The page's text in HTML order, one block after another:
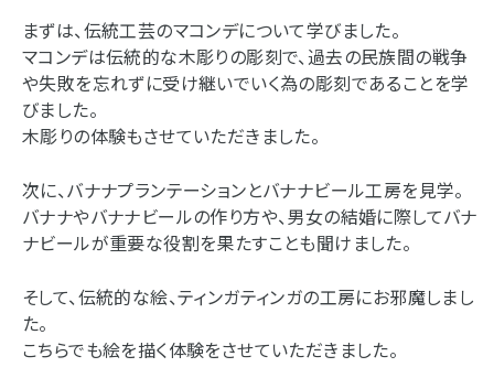
まずは、伝統工芸のマコンデについて学びました。
マコンデは伝統的な木彫りの彫刻で、過去の民族間の戦争
や失敗を忘れずに受け継いでいく為の彫刻であることを学
びました。
木彫りの体験もさせていただきました。
次に、バナナプランテーションとバナナビール工房を見学。
バナナやバナナビールの作り方や、男女の結婚に際してバナ
ナビールが重要な役割を果たすことも聞けました。
そして、伝統的な絵、ティンガティンガの工房にお邪魔しまし
た。
こちらでも絵を描く体験をさせていただきました。